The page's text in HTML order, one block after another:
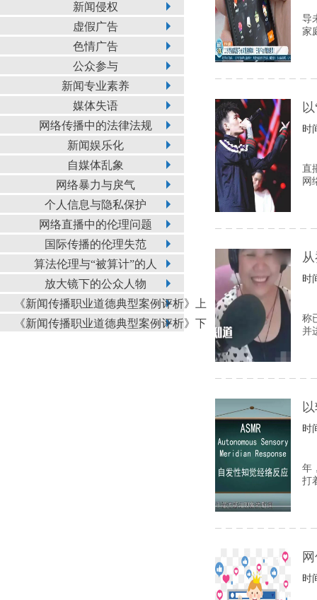
新闻侵权
虚假广告
色情广告
公众参与
新闻专业素养
媒体失语
网络传播中的法律法规
新闻娱乐化
自媒体乱象
网络暴力与戾气
个人信息与隐私保护
网络直播中的伦理问题
国际传播的伦理失范
算法伦理与“被算计”的人
放大镜下的公众人物
《新闻传播职业道德典型案例评析》上
《新闻传播职业道德典型案例评析》下
导
家
时
直
网
时
称
并
时
年
打
时